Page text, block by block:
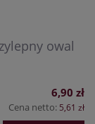
owal
6,90 zł
Cena netto: 5,61 zł